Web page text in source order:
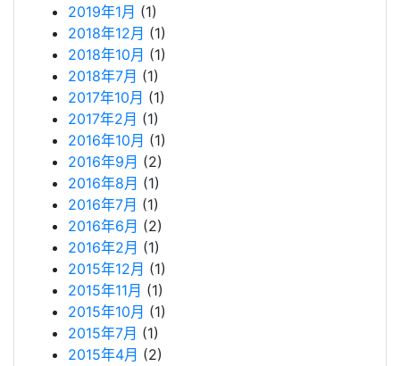
2019年1月 (1)
2018年12月 (1)
2018年10月 (1)
2018年7月 (1)
2017年10月 (1)
2017年2月 (1)
2016年10月 (1)
2016年9月 (2)
2016年8月 (1)
2016年7月 (1)
2016年6月 (2)
2016年2月 (1)
2015年12月 (1)
2015年11月 (1)
2015年10月 (1)
2015年7月 (1)
2015年4月 (2)